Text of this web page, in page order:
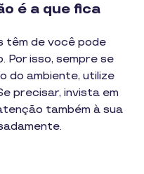
é a que fica
têm de você pode
Por isso, sempre se
do ambiente, utilize
precisar, invista em
também à sua